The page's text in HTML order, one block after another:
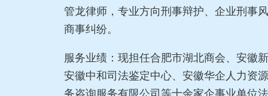
管龙律师，专业方向刑事辩护、企业刑事
商事纠纷。
服务业绩：现担任合肥市湖北商会、安徽
安徽中和司法鉴定中心、安徽华企人力资
务咨询服务有限公司等十余家企事业单位法